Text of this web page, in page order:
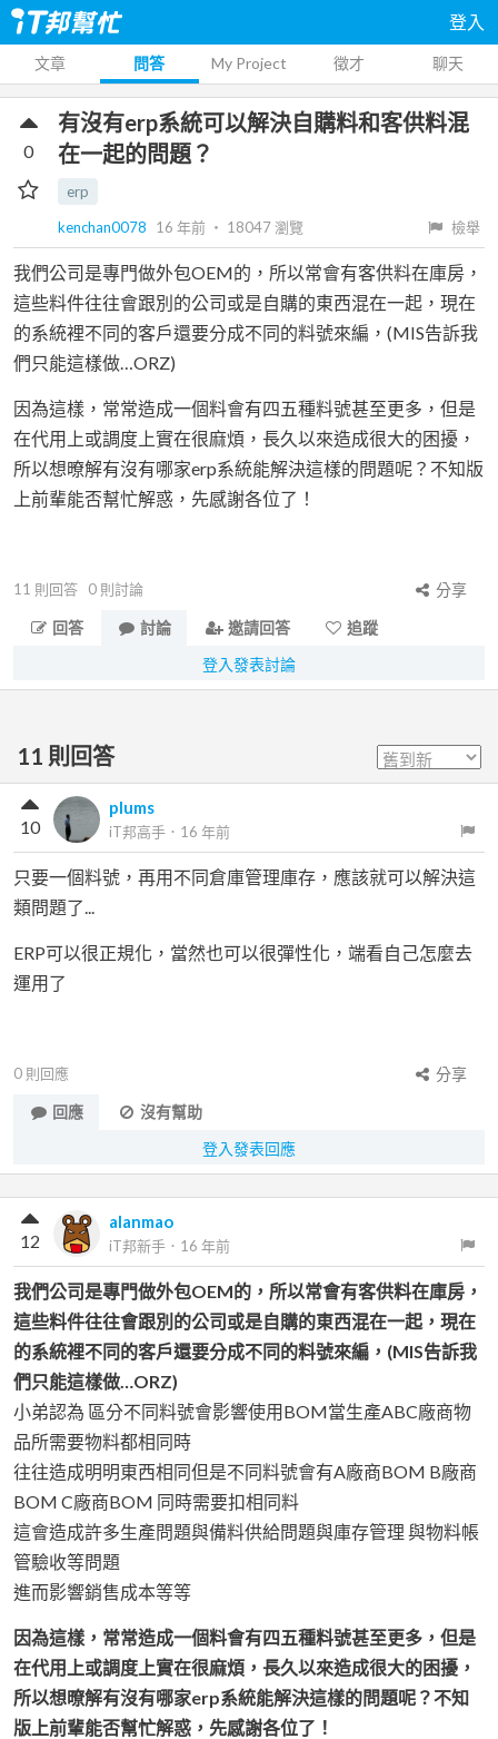
登入
文章 問答 My Project 徵才 聊天
有沒有erp系統可以解決自購料和客供料混
在一起的問題？
erp
kenchan0078
16 年前 ‧ 18047瀏覽 檢舉
0
我們公司是專門做外包OEM的，所以常會有客供料在庫房，
這些料件往往會跟別的公司或是自購的東西混在一起，現在
的系統裡不同的客戶還要分成不同的料號來編，(MIS告訴我
們只能這樣做…ORZ)
因為這樣，常常造成一個料會有四五種料號甚至更多，但是
在代用上或調度上實在很麻煩，長久以來造成很大的困擾，
所以想暸解有沒有哪家erp系統能解決這樣的問題呢？不知版
上前輩能否幫忙解惑，先感謝各位了！
11 則回答 0 則討論
分享
回答
討論 邀請回答
追蹤
登入發表討論
11 則回答
plums
iT邦高手 ． 16 年前
10
只要一個料號，再用不同倉庫管理庫存，應該就可以解決這
類問題了...
ERP可以很正規化，當然也可以很彈性化，端看自己怎麼去
運用了
0 則回應
分享
回應
沒有幫助
登入發表回應
alanmao
iT邦新手 ． 16 年前
12
我們公司是專門做外包OEM的，所以常會有客供料在庫房，
這些料件往往會跟別的公司或是自購的東西混在一起，現在
的系統裡不同的客戶還要分成不同的料號來編，(MIS告訴我
們只能這樣做…ORZ)
小弟認為 區分不同料號會影響使用BOM當生產ABC廠商物
品所需要物料都相同時
往往造成明明東西相同但是不同料號會有A廠商BOM B廠商
BOM C廠商BOM 同時需要扣相同料
這會造成許多生產問題與備料供給問題與庫存管理 與物料帳
管驗收等問題
進而影響銷售成本等等
因為這樣，常常造成一個料會有四五種料號甚至更多，但是
在代用上或調度上實在很麻煩，長久以來造成很大的困擾，
所以想暸解有沒有哪家erp系統能解決這樣的問題呢？不知
版上前輩能否幫忙解惑，先感謝各位了！